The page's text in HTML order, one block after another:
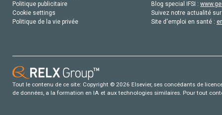
Politique publicitaire
Cookie settings
Politique de la vie privée
Blog special IFSI :
Suivez notre actualité
Site d'emploi en santé :
Tout le contenu de ce site: Copyright © 2026 Elsevier, ses concédants de
de données, a la formation en IA et aux technologies similaires. Pour tout